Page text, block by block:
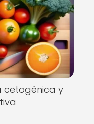
cetogénica y